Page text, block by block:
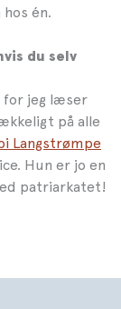
én.
du selv
for jeg læser
på alle
Langstrømpe
Hun er jo en
patriarkatet!